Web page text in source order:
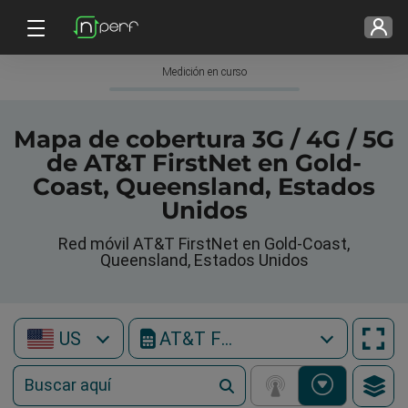
Medición en curso
Mapa de cobertura 3G / 4G / 5G
de AT&T FirstNet en Gold-
Coast, Queensland, Estados
Unidos
Red móvil AT&T FirstNet en Gold-Coast,
Queensland, Estados Unidos
US AT&T FirstNet